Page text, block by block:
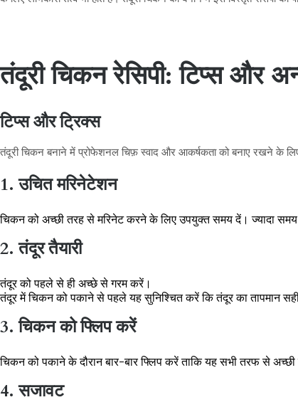
तंदूरी चिकन रेसिपी: टिप्स और
टिप्स और ट्रिक्स
तंदूरी चिकन बनाने में प्रोफेशनल चिफ़ स्वाद और आकर्षकता को बनाए रखने के
1. उचित मरिनेटेशन
चिकन को अच्छी तरह से मरिनेट करने के लिए उपयुक्त समय दें। ज्यादा
2. तंदूर तैयारी
तंदूर को पहले से ही अच्छे से गरम करें।
तंदूर में चिकन को पकाने से पहले यह सुनिश्चित करें कि तंदूर का तापमान
3. चिकन को फ्लिप करें
चिकन को पकाने के दौरान बार-बार फ्लिप करें ताकि यह सभी तरफ से
4. सजावट